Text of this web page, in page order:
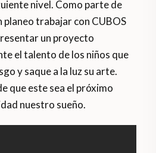
nivel. Como parte de
planeo trabajar con CUBOS
un proyecto
el talento de los niños que
y saque a la luz su arte.
que este sea el próximo
nuestro sueño.